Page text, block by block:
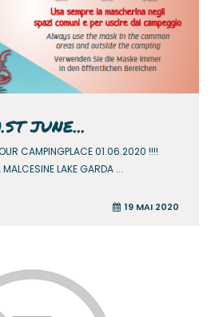
JUNE...
CAMPINGPLACE 01.06.2020 !!!!
LAKE GARDA ...
19 MAI 2020